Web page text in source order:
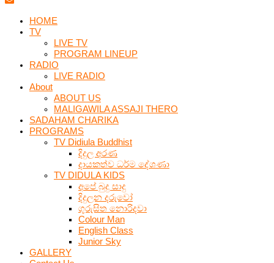
HOME
TV
LIVE TV
PROGRAM LINEUP
RADIO
LIVE RADIO
About
ABOUT US
MALIGAWILA ASSAJI THERO
SADAHAM CHARIKA
PROGRAMS
TV Didiula Buddhist
දිදුල අරණ
දායකත්ව ධර්ම දේශණා
TV DIDULA KIDS
අපේ බුදු සාදු
දිදුලන දරුවෝ
ගුරුසිත නොරිදවා
Colour Man
English Class
Junior Sky
GALLERY